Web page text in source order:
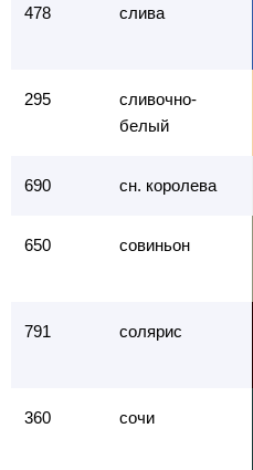
478 слива
295
сливочно-
белый
690 сн. королева
650 совиньон
791 солярис
360 сочи